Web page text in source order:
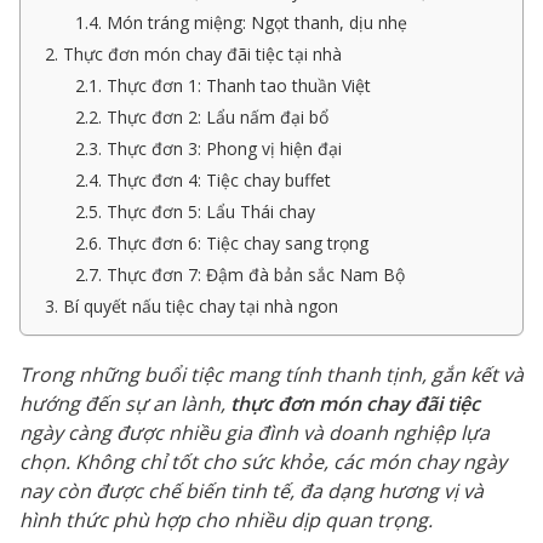
1.4. Món tráng miệng: Ngọt thanh, dịu nhẹ
2. Thực đơn món chay đãi tiệc tại nhà
2.1. Thực đơn 1: Thanh tao thuần Việt
2.2. Thực đơn 2: Lẩu nấm đại bổ
2.3. Thực đơn 3: Phong vị hiện đại
2.4. Thực đơn 4: Tiệc chay buffet
2.5. Thực đơn 5: Lẩu Thái chay
2.6. Thực đơn 6: Tiệc chay sang trọng
2.7. Thực đơn 7: Đậm đà bản sắc Nam Bộ
3. Bí quyết nấu tiệc chay tại nhà ngon
Trong những buổi tiệc mang tính thanh tịnh, gắn kết và
hướng đến sự an lành, thực đơn món chay đãi tiệc
ngày càng được nhiều gia đình và doanh nghiệp lựa
chọn. Không chỉ tốt cho sức khỏe, các món chay ngày
nay còn được chế biến tinh tế, đa dạng hương vị và
hình thức phù hợp cho nhiều dịp quan trọng.